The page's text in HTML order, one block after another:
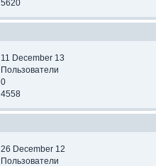
5620
11 December 13
Пользователи
0
4558
26 December 12
Пользователи